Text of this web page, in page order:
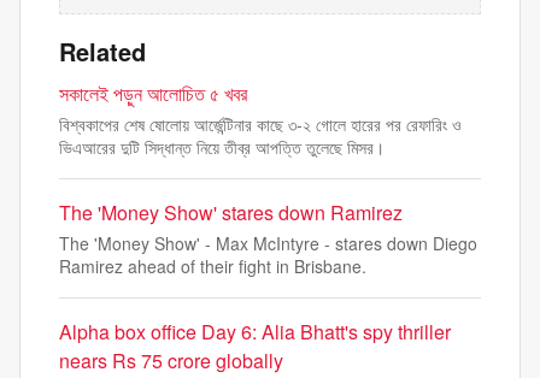
Related
সকালেই পড়ুন আলোচিত ৫ খবর
বিশ্বকাপের শেষ ষোলোয় আর্জেন্টিনার কাছে ৩-২ গোলে হারের পর রেফারিং ও
ভিএআরের দুটি সিদ্ধান্ত নিয়ে তীব্র আপত্তি তুলেছে মিসর।
The 'Money Show' stares down Ramirez
The 'Money Show' - Max McIntyre - stares down Diego
Ramirez ahead of their fight in Brisbane.
Alpha box office Day 6: Alia Bhatt's spy thriller
nears Rs 75 crore globally